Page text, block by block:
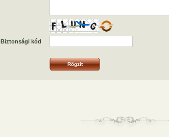
Biztonsági kód